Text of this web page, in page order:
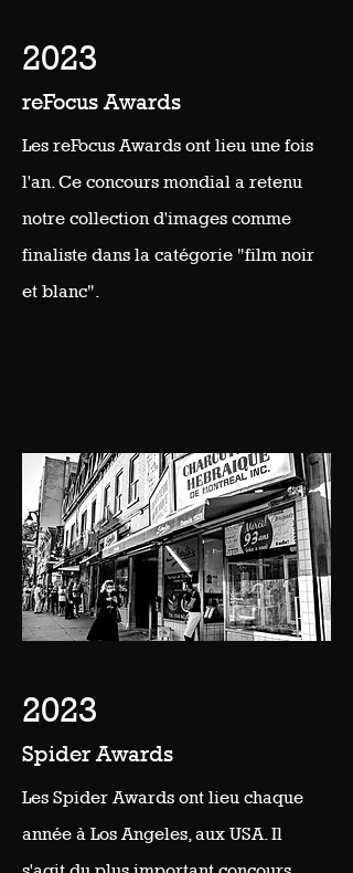
2023
reFocus Awards
Les reFocus Awards ont lieu une fois
l'an. Ce concours mondial a retenu
notre collection d'images comme
finaliste dans la catégorie "film noir
et blanc".
2023
Spider Awards
Les Spider Awards ont lieu chaque
année à Los Angeles, aux USA. Il